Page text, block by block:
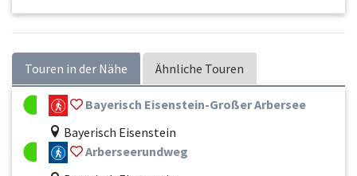
Touren in der Nähe Ähnliche Touren
Bayerisch Eisenstein-Großer Arbersee
Bayerisch Eisenstein
Arberseerundweg